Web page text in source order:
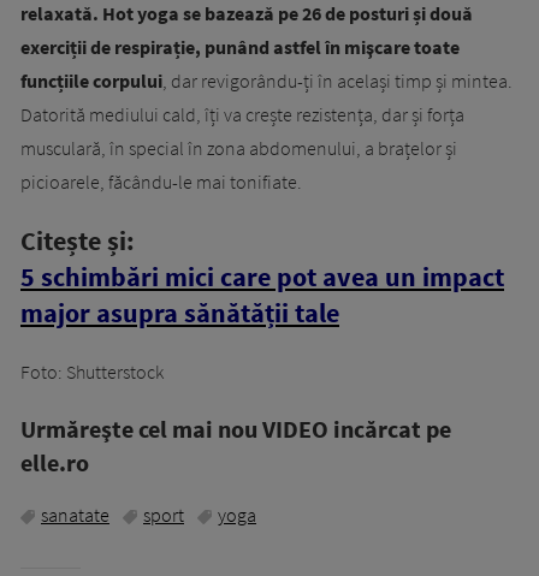
relaxată. Hot yoga se bazează pe 26 de posturi și două
exerciții de respirație, punând astfel în mişcare toate
funcțiile corpului, dar revigorându-ți în același timp și mintea.
Datorită mediului cald, îți va crește rezistența, dar și forța
musculară, în special în zona abdomenului, a brațelor și
picioarele, făcându-le mai tonifiate.
Citește și:
5 schimbări mici care pot avea un impact
major asupra sănătății tale
Foto: Shutterstock
Urmăreşte cel mai nou VIDEO incărcat pe
elle.ro
sanatate sport yoga